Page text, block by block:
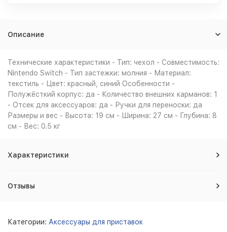
Описание
Технические характеристики - Тип: чехол - Совместимость:
Nintendo Switch - Тип застежки: молния - Материал:
текстиль - Цвет: красный, синий Особенности -
Полужёсткий корпус: да - Количество внешних карманов: 1
- Отсек для аксессуаров: да - Ручки для переноски: да
Размеры и вес - Высота: 19 см - Ширина: 27 см - Глубина: 8
см - Вес: 0.5 кг
Характеристики
Отзывы
Категории: Аксессуары для приставок